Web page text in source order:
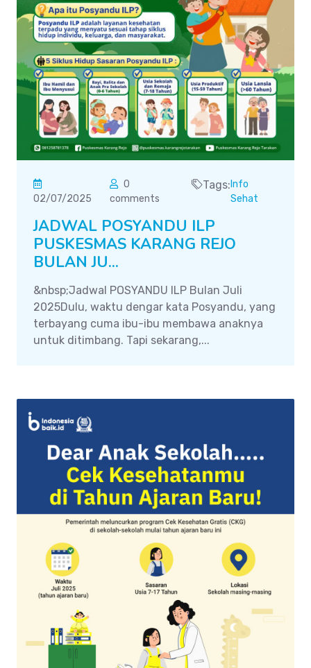
02/07/2025
0
comments
Tags:Info
Sehat
JADWAL POSYANDU ILP
PUSKESMAS KARANG REJO
BULAN JU...
&nbsp;Jadwal POSYANDU ILP Bulan Juli
2025Dulu, waktu dengar kata Posyandu, yang
terbayang cuma ibu-ibu membawa anaknya
untuk ditimbang. Tapi sekarang,...